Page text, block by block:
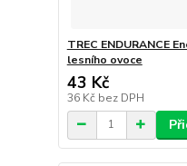
TREC ENDURANCE
lesního ovoce
43 Kč
36 Kč bez DPH